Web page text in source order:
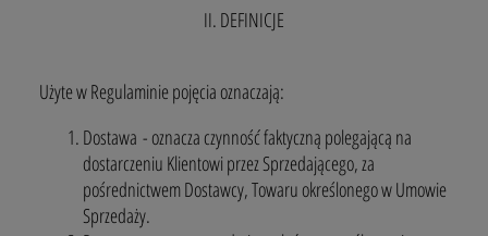
II. DEFINICJE
Użyte w Regulaminie pojęcia oznaczają:
Dostawa - oznacza czynność faktyczną polegającą na
dostarczeniu Klientowi przez Sprzedającego, za
pośrednictwem Dostawcy, Towaru określonego w Umowie
Sprzedaży.